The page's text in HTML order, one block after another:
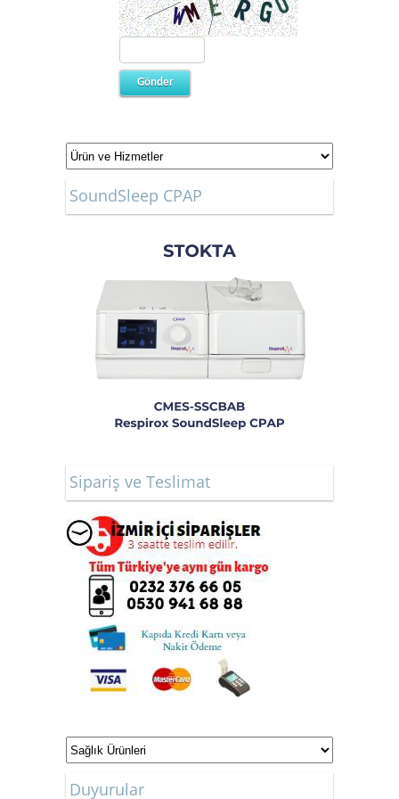
SoundSleep CPAP
Sipariş ve Teslimat
Duyurular
ONLİNE ALIŞVERİŞ